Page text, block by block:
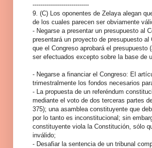
-----------------------------
9. (C) Los oponentes de Zelaya alegan
de los cuales parecen ser obviamente
- Negarse a presentar un presupuesto al
presentará un proyecto de presupuesto
que el Congreso aprobará el
ser efectuados excepto sobre la base de
- Negarse a financiar el Congreso: El
trimestralmente los fondos necesarios
- La propuesta de un referéndum
mediante el voto de dos terceras partes
375); una asamblea constituyente que
por lo tanto es inconstitucional; sin
constituyente viola la Constitución, sólo
inválido;
- Desafiar la sentencia de un tribunal